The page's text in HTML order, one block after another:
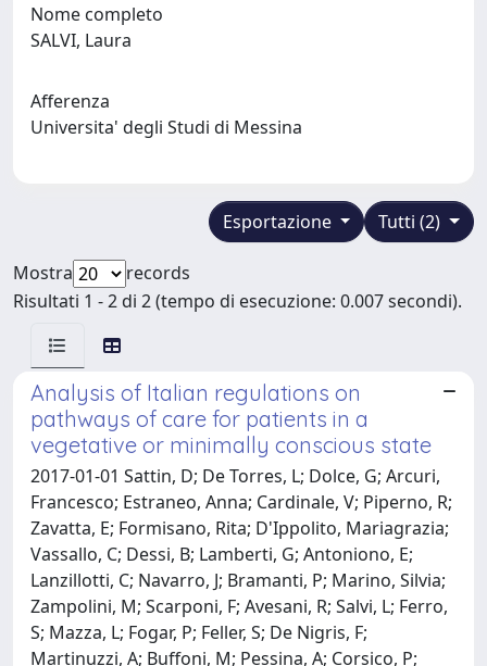
Nome completo
SALVI, Laura
Afferenza
Universita' degli Studi di Messina
Tutti (2)
Esportazione
Mostra
records
Risultati 1 - 2 di 2 (tempo di esecuzione: 0.007 secondi).
Analysis of Italian regulations on
pathways of care for patients in a
vegetative or minimally conscious state
2017-01-01 Sattin, D; De Torres, L; Dolce, G; Arcuri,
Francesco; Estraneo, Anna; Cardinale, V; Piperno, R;
Zavatta, E; Formisano, Rita; D'Ippolito, Mariagrazia;
Vassallo, C; Dessi, B; Lamberti, G; Antoniono, E;
Lanzillotti, C; Navarro, J; Bramanti, P; Marino, Silvia;
Zampolini, M; Scarponi, F; Avesani, R; Salvi, L; Ferro,
S; Mazza, L; Fogar, P; Feller, S; De Nigris, F;
Martinuzzi, A; Buffoni, M; Pessina, A; Corsico, P;